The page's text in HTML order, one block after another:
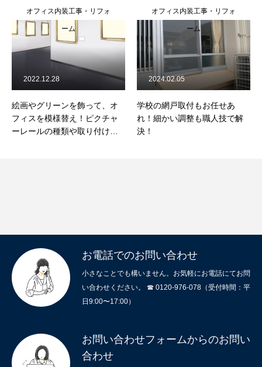
オフィス内装工事・リフォ
ーム
絵画やグリーンを飾って、オ
フィスを模様替え！ピクチャ
ーレールの種類や取り付け方
2022.12.28
オフィス内装工事・リフォ
ーム
学校の網戸取付もお任せあ
れ！細かい調整も職人技で解
決！
2024.02.05
お電話でのお問い合わせ
小さなことでも構いません。お気軽にお電話にてお問
い合わせください。 ☎ 0120-976-078（受付時間：平
日9:00〜17:00）
お問い合わせフォームからのお問い
合わせ